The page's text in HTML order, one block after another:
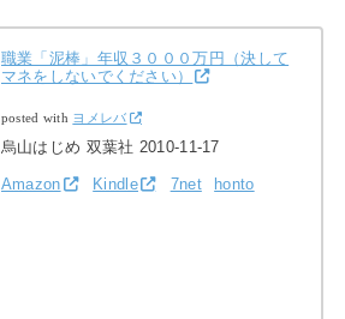
職業「泥棒」年収３０００万円（決して
マネをしないでください）
posted with ヨメレバ
烏山はじめ 双葉社 2010-11-17
Amazon Kindle 7net honto